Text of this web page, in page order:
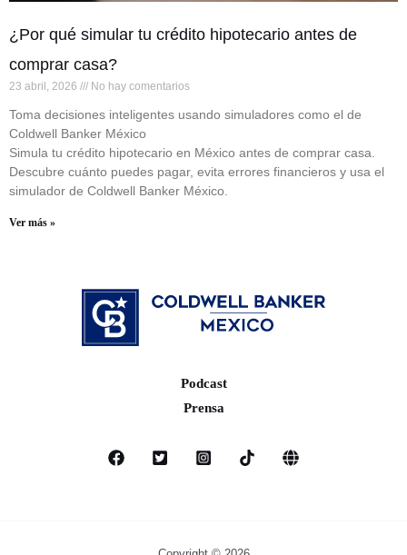
¿Por qué simular tu crédito hipotecario antes de
comprar casa?
23 abril, 2026 No hay comentarios
Toma decisiones inteligentes usando simuladores como el de
Coldwell Banker México
Simula tu crédito hipotecario en México antes de comprar casa.
Descubre cuánto puedes pagar, evita errores financieros y usa el
simulador de Coldwell Banker México.
Ver más »
Podcast
Prensa